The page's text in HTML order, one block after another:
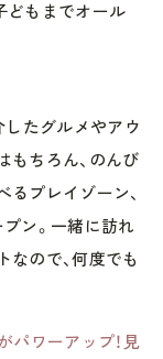
どもまでオール
したグルメやアウ
もちろん、のんび
プレイゾーン、
ン。一緒に訪れ
ので、何度でも
パワーアップ！見